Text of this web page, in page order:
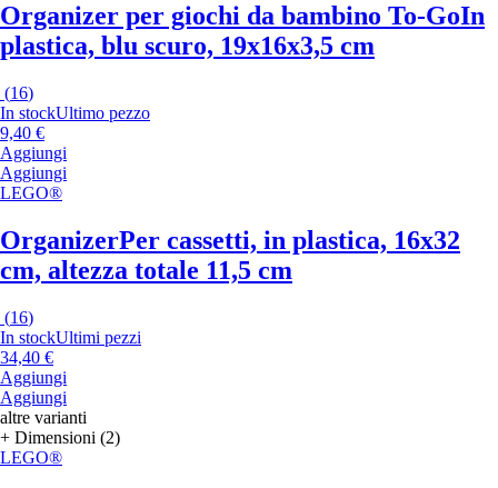
Organizer per giochi da bambino To-GoIn
plastica, blu scuro, 19x16x3,5 cm
(16)
In stockUltimo pezzo
9,40 €
Aggiungi
Aggiungi
LEGO®
OrganizerPer cassetti, in plastica, 16x32
cm, altezza totale 11,5 cm
(16)
In stockUltimi pezzi
34,40 €
Aggiungi
Aggiungi
altre varianti
+ Dimensioni (2)
LEGO®